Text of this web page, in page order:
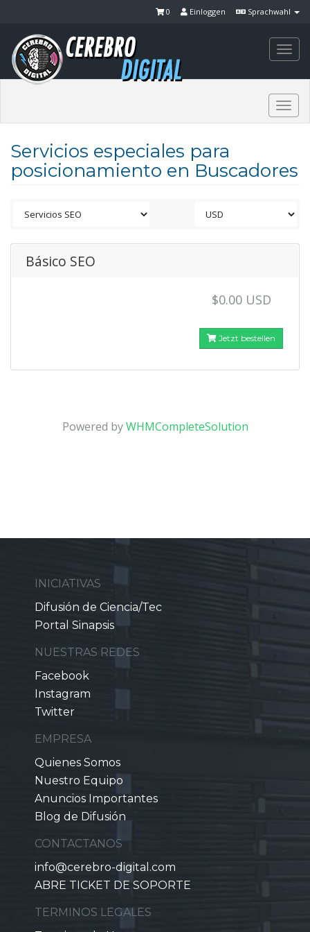
Sprachwahl
Einloggen
0
Servicios especiales para
posicionamiento en Buscadores
Básico SEO
$0.00 USD
Jetzt bestellen
Powered byWHMCompleteSolution
INICIATIVAS
Difusión de Ciencia/Tec
Portal Sinapsis
NUESTRAS REDES
Facebook
Instagram
Twitter
EMPRESA
Quienes Somos
Nuestro Equipo
Anuncios Importantes
Blog de Difusión
CONTACTANOS
info@cerebro-digital.com
ABRE TICKET DE SOPORTE
TERMINOS LEGALES